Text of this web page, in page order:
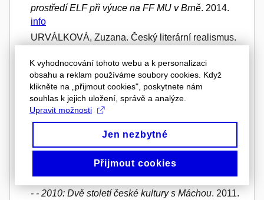
prostředí ELF při výuce na FF MU v Brně. 2014.
info
URVÁLKOVÁ, Zuzana. Český literární realismus.
univerzita, 2014, s. 1-238.URL info
URVÁLKOVÁ, Zuzana.Česká literatura 19. století
pro magisterské studium
. Masarykova univerzita,
2013, 20 s.e-learningová podpora kurzu Česká
literatura 19. stol. pro BC info
URVÁLKOVÁ, Zuzana.Karel Hynek Mácha a
populární německojazyčná literatura. 2012.info
TUREČEK, Dalibor; Zuzana URVÁLKOVÁ a
Veronika FAKTOROVÁ.Karel Hynek Mácha 1810
- - 2010: Dvě století české kultury s Máchou. 2011.
K vyhodnocování tohoto webu a k personalizaci
obsahu a reklam používáme soubory cookies. Když
klikněte na „přijmout cookies", poskytnete nám
souhlas k jejich uložení, správě a analýze.
Upravit možnosti
Jen nezbytné
Přijmout cookies